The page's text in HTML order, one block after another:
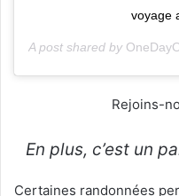
voyage
A post shared by
Rejoins-
En plus, c’est un
Certaines randonnées